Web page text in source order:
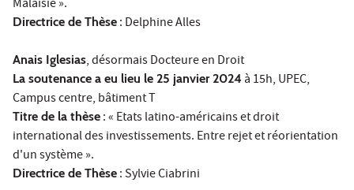
Malaisie ».
Directrice de Thèse : Delphine Alles
Anais Iglesias, désormais Docteure en Droit
La soutenance a eu lieu le 25 janvier 2024à 15h, UPEC,
Campus centre, bâtiment T
Titre de la thèse : « Etats latino-américains et droit
international des investissements. Entre rejet et réorientation
d'un système ».
Directrice de Thèse : Sylvie Ciabrini